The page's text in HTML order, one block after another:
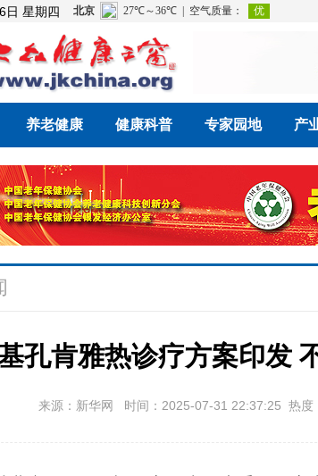
日 星期四
养老健康 健康科普 专家园地 产
孔肯雅热诊疗方案印发
来源：新华网 时间：2025-07-31 22:37:25 热度